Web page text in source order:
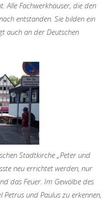
Alle Fachwerkhäuser, die den
entstanden. Sie bilden ein
auch an der Deutschen
Stadtkirche „Peter und
neu errichtet werden, nur
das Feuer. Im Gewölbe des
und Paulus zu erkennen,